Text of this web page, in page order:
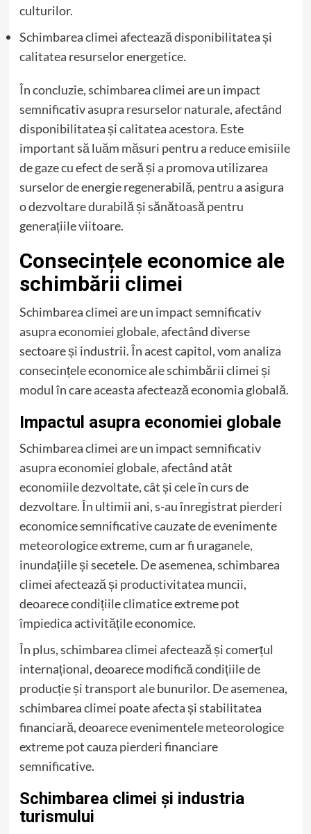
culturilor.
Schimbarea climei afectează disponibilitatea și
calitatea resurselor energetice.
În concluzie, schimbarea climei are un impact
semnificativ asupra resurselor naturale, afectând
disponibilitatea și calitatea acestora. Este
important să luăm măsuri pentru a reduce emisiile
de gaze cu efect de seră și a promova utilizarea
surselor de energie regenerabilă, pentru a asigura
o dezvoltare durabilă și sănătoasă pentru
generațiile viitoare.
Consecințele economice ale
schimbării climei
Schimbarea climei are un impact semnificativ
asupra economiei globale, afectând diverse
sectoare și industrii. În acest capitol, vom analiza
consecințele economice ale schimbării climei și
modul în care aceasta afectează economia globală.
Impactul asupra economiei globale
Schimbarea climei are un impact semnificativ
asupra economiei globale, afectând atât
economiile dezvoltate, cât și cele în curs de
dezvoltare. În ultimii ani, s-au înregistrat pierderi
economice semnificative cauzate de evenimente
meteorologice extreme, cum ar fi uraganele,
inundațiile și secetele. De asemenea, schimbarea
climei afectează și productivitatea muncii,
deoarece condițiile climatice extreme pot
împiedica activitățile economice.
În plus, schimbarea climei afectează și comerțul
internațional, deoarece modifică condițiile de
producție și transport ale bunurilor. De asemenea,
schimbarea climei poate afecta și stabilitatea
financiară, deoarece evenimentele meteorologice
extreme pot cauza pierderi financiare
semnificative.
Schimbarea climei și industria
turismului